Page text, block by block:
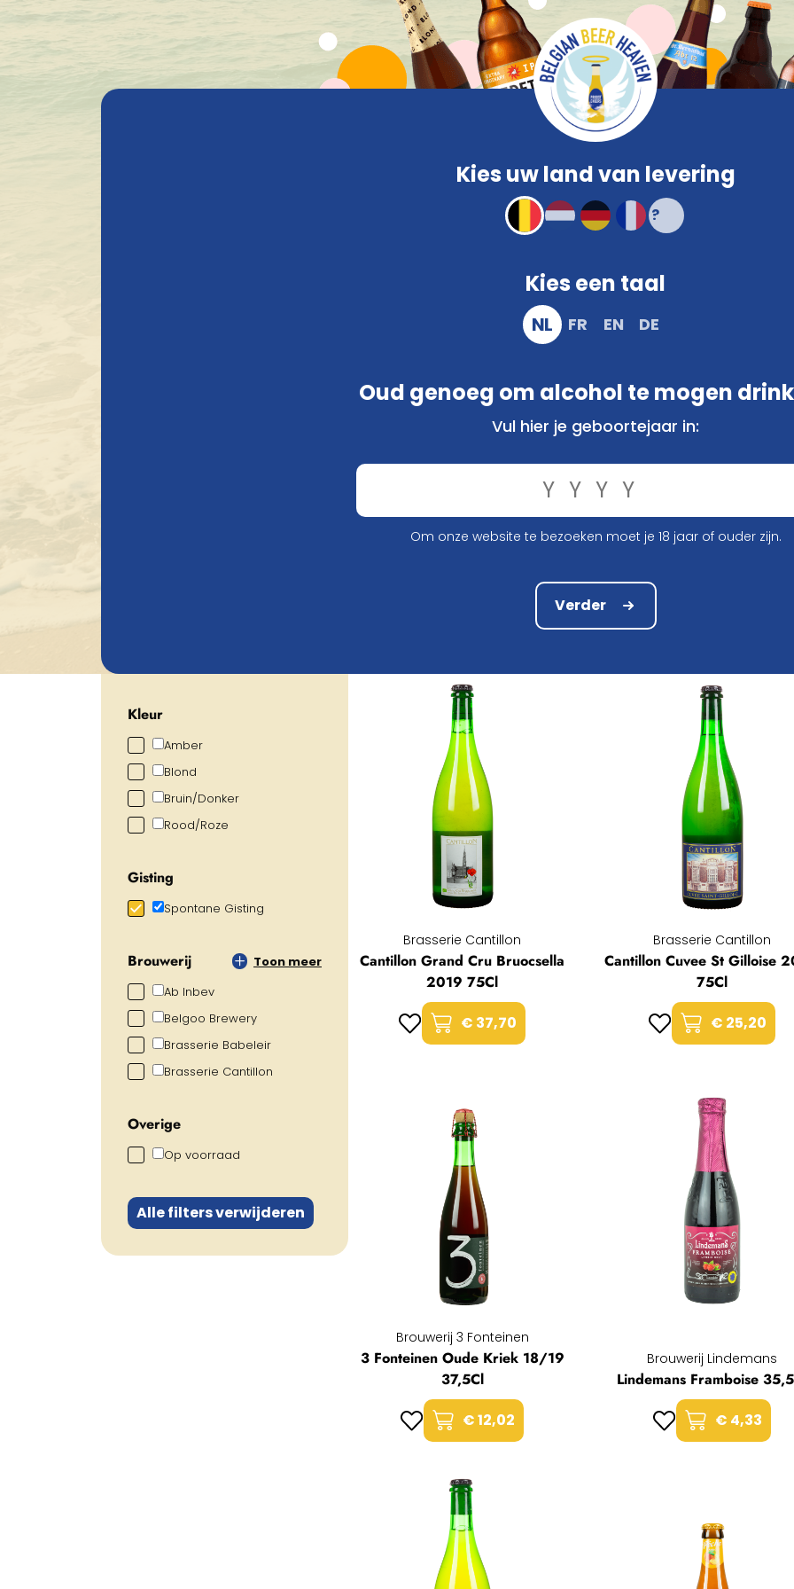
Vergelijken
Alle producten Bieren Heavenly Selections Gods Safe BierglazenPromo Brouwerij Snacks Kleur Kenmerken
Geleverd met de grootste zorg
Kleur
Amber
Blond
Bruin/Donker
Rood/Roze
Gisting
Spontane Gisting
Brouwerij
Toon meer
Ab Inbev
Belgoo Brewery
Brasserie Babeleir
Brasserie Cantillon
Overige
Op voorraad
Alle filters verwijderen
De Cam Oude Kriek 2019
Brasserie Cantillon
Cantillon Grand Cru Bruocsella
2019 75Cl
€ 37,70
Brasserie Cantillon
Cantillon Cuvee St Gilloise
75Cl
€ 25,20
Brouwerij 3 Fonteinen
3 Fonteinen Oude Kriek 18/19
37,5Cl
€ 12,02
Brouwerij Lindemans
Lindemans Framboise
€ 4,33
Kies uw land van levering
Kies een taal
NL FR EN DE
Oud genoeg om alcohol te mogen
Vul hier je geboortejaar in:
Om onze website te bezoeken moet je 18 jaar of ouder zijn.
Verder